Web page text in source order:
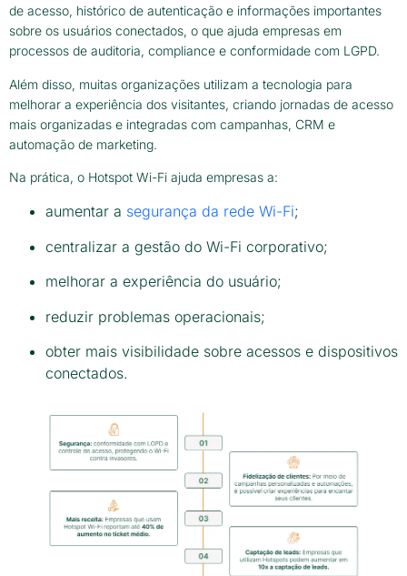
de acesso, histórico de autenticação e informações importantes
sobre os usuários conectados, o que ajuda empresas em
processos de auditoria, compliance e conformidade com LGPD.
Além disso, muitas organizações utilizam a tecnologia para
melhorar a experiência dos visitantes, criando jornadas de acesso
mais organizadas e integradas com campanhas, CRM e
automação de marketing.
Na prática, o Hotspot Wi-Fi ajuda empresas a:
aumentar a segurança da rede Wi-Fi;
centralizar a gestão do Wi-Fi corporativo;
melhorar a experiência do usuário;
reduzir problemas operacionais;
obter mais visibilidade sobre acessos e dispositivos
conectados.